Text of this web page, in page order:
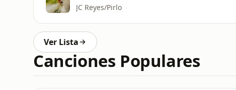
JC Reyes/Pirlo
Ver Lista
Canciones Populares